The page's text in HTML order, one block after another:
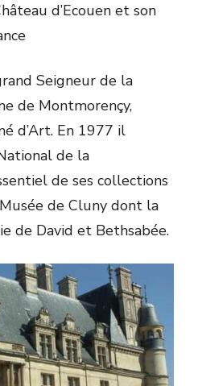
d’Ecouen et son
Seigneur de la
de Montmorençy,
d’Art. En 1977 il
de la
de ses collections
de Cluny dont la
de David et Bethsabée.